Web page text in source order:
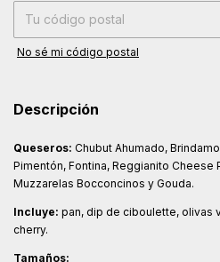
No sé mi código postal
Descripción
Queseros: Chubut Ahumado,
Pimentón, Fontina, Reggianito Cheese
Muzzarelas Bocconcinos y Gouda.
Incluye: pan, dip de ciboulette, olivas
cherry.
Tamaños: